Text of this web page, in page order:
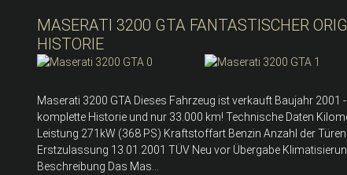
MASERATI 3200 GTA FANTASTISCHER
HISTORIE
Maserati 3200 GTA Dieses Fahrzeug ist verkauft Baujahr
komplette Historie und nur 33.000 km! Technische Daten
Leistung 271kW (368 PS) Kraftstoffart Benzin Anzahl der
Erstzulassung 13.01.2001 TÜV Neu vor Übergabe
Beschreibung Das Mas...